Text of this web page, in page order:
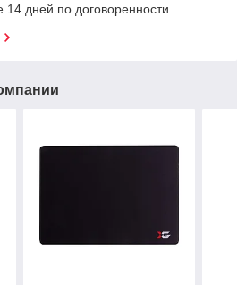
14 дней по договоренности